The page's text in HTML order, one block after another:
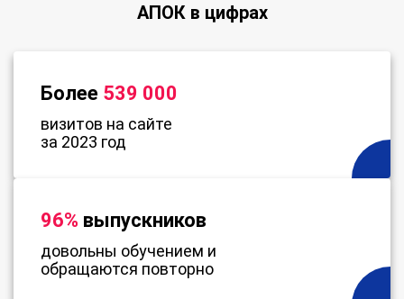
АПОК в цифрах
Более 539 000
визитов на сайте
за 2023 год
96% выпускников
довольны обучением и
обращаются повторно